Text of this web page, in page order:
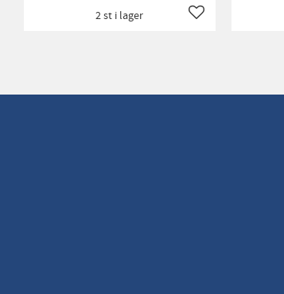
Lägg till i favoriter
2 st i lager